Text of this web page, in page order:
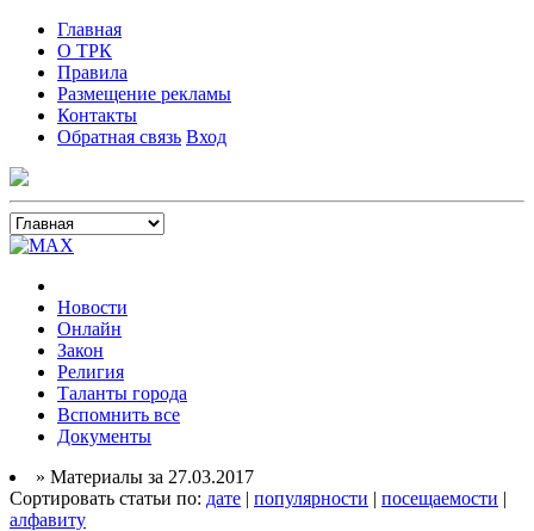
Главная
О ТРК
Правила
Размещение рекламы
Контакты
Обратная связь Вход
Новости
Онлайн
Закон
Религия
Таланты города
Вспомнить все
Документы
» Материалы за 27.03.2017
Сортировать статьи по: дате | популярности | посещаемости |
алфавиту